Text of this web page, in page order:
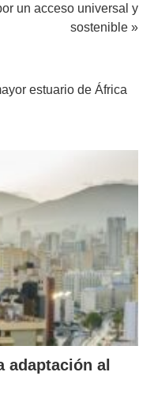
un acceso universal y
sostenible »
estuario de África
adaptación al